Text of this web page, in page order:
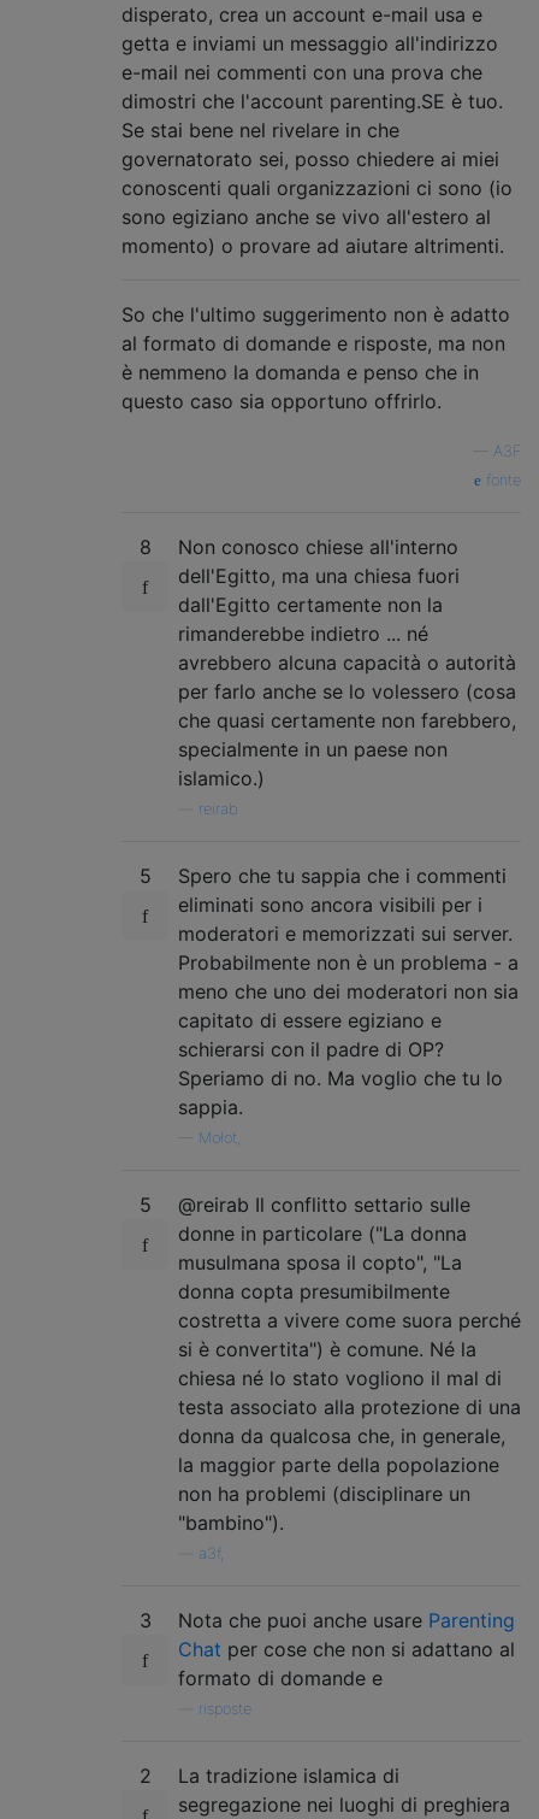
disperato, crea un account e-mail usa e
getta e inviami un messaggio all'indirizzo
e-mail nei commenti con una prova che
dimostri che l'account parenting.SE è tuo.
Se stai bene nel rivelare in che
governatorato sei, posso chiedere ai miei
conoscenti quali organizzazioni ci sono (io
sono egiziano anche se vivo all'estero al
momento) o provare ad aiutare altrimenti.
So che l'ultimo suggerimento non è adatto
al formato di domande e risposte, ma non
è nemmeno la domanda e penso che in
questo caso sia opportuno offrirlo.
A3F
fonte
8
Non conosco chiese all'interno
dell'Egitto, ma una chiesa fuori
dall'Egitto certamente non la
rimanderebbe indietro ... né
avrebbero alcuna capacità o autorità
per farlo anche se lo volessero (cosa
che quasi certamente non farebbero,
specialmente in un paese non
islamico.)
reirab
5
Spero che tu sappia che i commenti
eliminati sono ancora visibili per i
moderatori e memorizzati sui server.
Probabilmente non è un problema - a
meno che uno dei moderatori non sia
capitato di essere egiziano e
schierarsi con il padre di OP?
Speriamo di no. Ma voglio che tu lo
sappia.
Mołot,
5
@reirab Il conflitto settario sulle
donne in particolare ("La donna
musulmana sposa il copto", "La
donna copta presumibilmente
costretta a vivere come suora perché
si è convertita") è comune. Né la
chiesa né lo stato vogliono il mal di
testa associato alla protezione di una
donna da qualcosa che, in generale,
la maggior parte della popolazione
non ha problemi (disciplinare un
"bambino").
a3f,
3 Nota che puoi anche usare Parenting
Chat per cose che non si adattano al
formato di domande e
risposte
2
La tradizione islamica di
segregazione nei luoghi di preghiera